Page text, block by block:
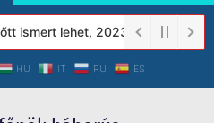
lehet, 2023-tól a Védett
HU IT RU ES